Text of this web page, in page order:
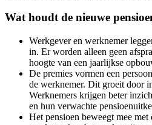
Wat houdt de nieuwe
Werkgever en werknemer
in. Er worden alleen geen
hoogte van een jaarlijkse
De premies vormen een
de werknemer. Dit groeit door
Werknemers krijgen beter
en hun verwachte
Het pensioen beweegt mee